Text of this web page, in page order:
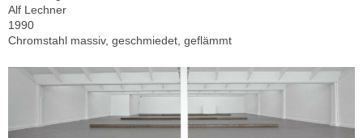
Alf Lechner
1990
Chromstahl massiv, geschmiedet, geflämmt